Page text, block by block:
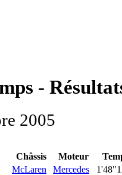
-
2005
Châssis Moteur
McLaren Mercedes